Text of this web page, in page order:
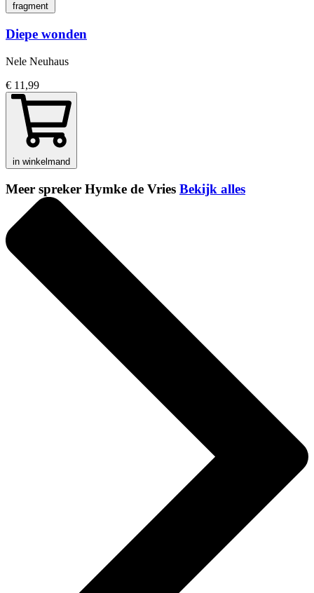
fragment
Diepe wonden
Nele Neuhaus
€ 11,99
in winkelmand
Meer spreker Hymke de Vries Bekijk alles